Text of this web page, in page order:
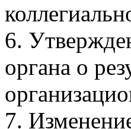
6.
органа о
7.